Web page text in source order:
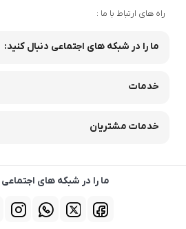
راه های ارتباط با ما :
ما را در شبکه های اجتماعی دنبال کنید:
خدمات
خدمات مشتریان
ما را در شبکه های اجتماعی